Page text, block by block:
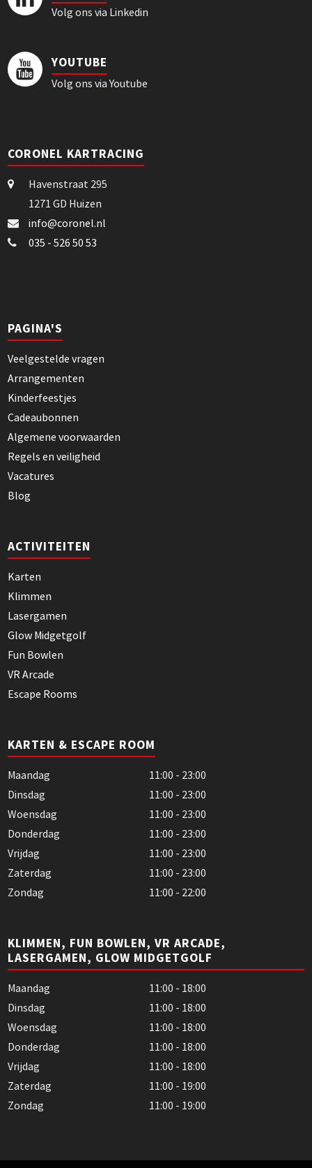
Volg ons via Linkedin
YOUTUBE
Volg ons via Youtube
CORONEL KARTRACING
Havenstraat 295
1271 GD Huizen
info@coronel.nl
035 - 526 50 53
PAGINA'S
Veelgestelde vragen
Arrangementen
Kinderfeestjes
Cadeaubonnen
Algemene voorwaarden
Regels en veiligheid
Vacatures
Blog
ACTIVITEITEN
Karten
Klimmen
Lasergamen
Glow Midgetgolf
Fun Bowlen
VR Arcade
Escape Rooms
KARTEN & ESCAPE ROOM
Maandag
11:00 - 23:00
Dinsdag
11:00 - 23:00
Woensdag
11:00 - 23:00
Donderdag
11:00 - 23:00
Vrijdag
11:00 - 23:00
Zaterdag
11:00 - 23:00
Zondag
11:00 - 22:00
KLIMMEN, FUN BOWLEN, VR ARCADE,
LASERGAMEN, GLOW MIDGETGOLF
Maandag
11:00 - 18:00
Dinsdag
11:00 - 18:00
Woensdag
11:00 - 18:00
Donderdag
11:00 - 18:00
Vrijdag
11:00 - 18:00
Zaterdag
11:00 - 19:00
Zondag
11:00 - 19:00